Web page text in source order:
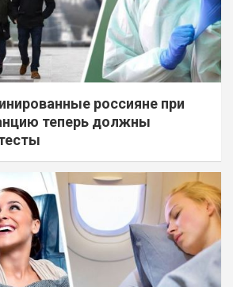
россияне при
теперь должны